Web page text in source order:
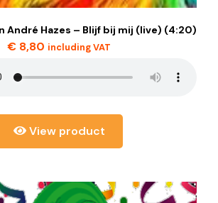
André Hazes – Blijf bij mij (live) (4:20)
€ 8,80 including VAT
View product